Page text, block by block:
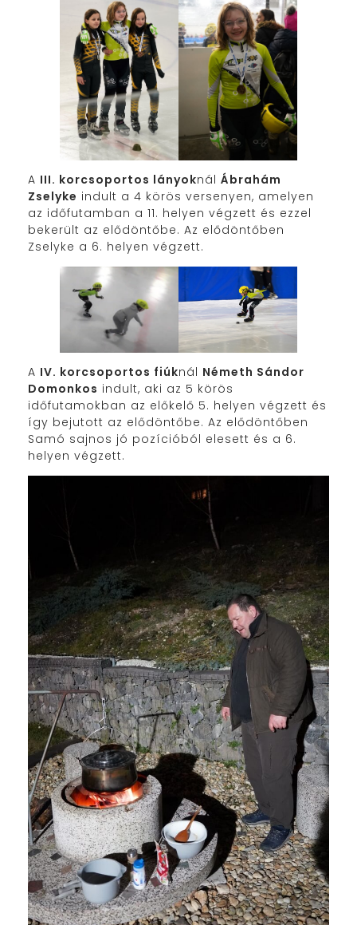
A III. korcsoportos lányoknál Ábrahám
Zselyke indult a 4 körös versenyen, amelyen
az időfutamban a 11. helyen végzett és ezzel
bekerült az elődöntőbe. Az elődöntőben
Zselyke a 6. helyen végzett.
A IV. korcsoportos fiúknál Németh Sándor
Domonkos indult, aki az 5 körös
időfutamokban az előkelő 5. helyen végzett és
így bejutott az elődöntőbe. Az elődöntőben
Samó sajnos jó pozícióból elesett és a 6.
helyen végzett.